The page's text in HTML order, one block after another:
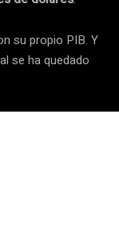
su propio PIB. Y
se ha quedado